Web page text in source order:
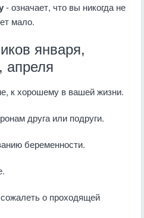
- означает, что вы никогда не
мало.
января,
апреля
к хорошему в вашей жизни.
друга или подруги.
беременности.
о проходящей